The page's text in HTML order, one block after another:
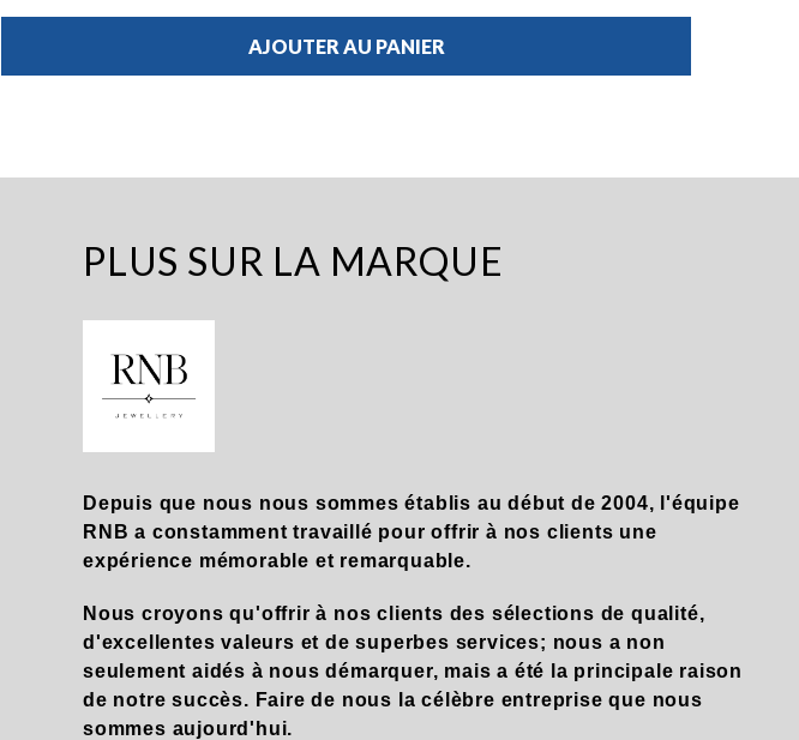
AJOUTER AU PANIER
PLUS SUR LA MARQUE
Depuis que nous nous sommes établis au début de 2004, l'équipe
RNB a constamment travaillé pour offrir à nos clients une
expérience mémorable et remarquable.
Nous croyons qu'offrir à nos clients des sélections de qualité,
d'excellentes valeurs et de superbes services; nous a non
seulement aidés à nous démarquer, mais a été la principale raison
de notre succès. Faire de nous la célèbre entreprise que nous
sommes aujourd'hui.